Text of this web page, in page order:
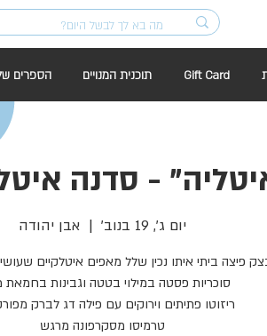
Gift Card תוכנית המנויים הספרים
- סדנה
יום ג׳, 19 בנוב׳
  |
אבן יהודה
טרמיסו מסקרפונה מרגש